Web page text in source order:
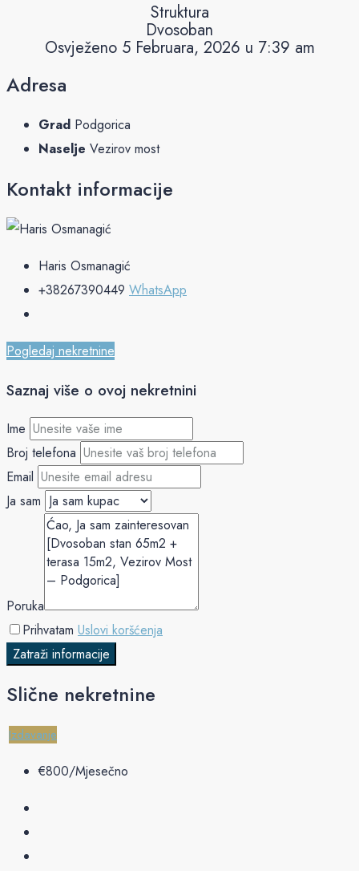
Struktura
Dvosoban
Osvježeno 5 Februara, 2026 u 7:39 am
Adresa
Grad Podgorica
Naselje Vezirov most
Kontakt informacije
Haris Osmanagić
+38267390449 WhatsApp
Pogledaj nekretnine
Saznaj više o ovoj nekretnini
Ime
Broj telefona
Email
Ja sam
Poruka
Prihvatam Uslovi koršćenja
Zatraži informacije
Slične nekretnine
Izdavanje
€‎800/Mjesečno